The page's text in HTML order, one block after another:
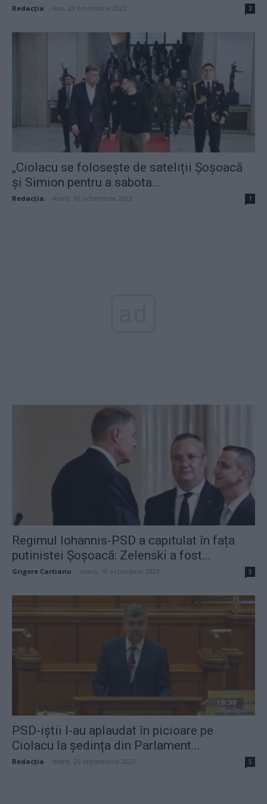
Redacţia luni, 23 octombrie 2023 3
„Ciolacu se folosește de sateliții Șoșoacă
și Simion pentru a sabota...
Redacţia marți, 10 octombrie 2023 1
Regimul Iohannis-PSD a capitulat în fața
putinistei Șoșoacă: Zelenski a fost...
Grigore Cartianu marți, 10 octombrie 2023 5
PSD-iștii l-au aplaudat în picioare pe
Ciolacu la ședința din Parlament...
Redacţia marți, 26 septembrie 2023 5